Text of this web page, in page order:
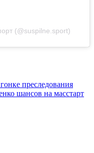
(@suspilne.sport)
преследования
шансов на масстарт